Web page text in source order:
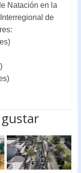
Natación en la
de